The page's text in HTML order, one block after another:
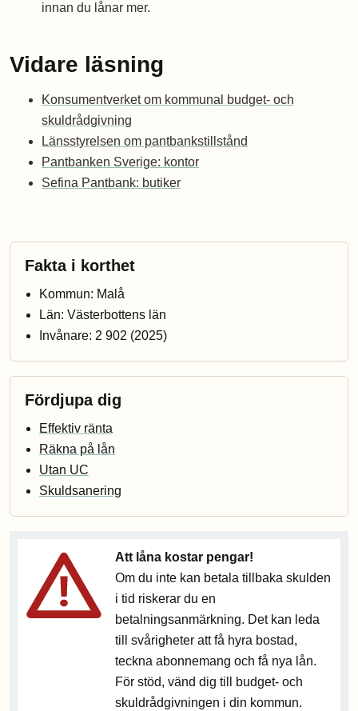
innan du lånar mer.
Vidare läsning
Konsumentverket om kommunal budget- och
skuldrådgivning
Länsstyrelsen om pantbankstillstånd
Pantbanken Sverige: kontor
Sefina Pantbank: butiker
Fakta i korthet
Kommun: Malå
Län: Västerbottens län
Invånare: 2 902 (2025)
Fördjupa dig
Effektiv ränta
Räkna på lån
Utan UC
Skuldsanering
Att låna kostar pengar!
Om du inte kan betala tillbaka skulden
i tid riskerar du en
betalningsanmärkning. Det kan leda
till svårigheter att få hyra bostad,
teckna abonnemang och få nya lån.
För stöd, vänd dig till budget- och
skuldrådgivningen i din kommun.